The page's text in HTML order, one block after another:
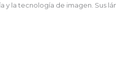
la tecnología de imagen. Sus